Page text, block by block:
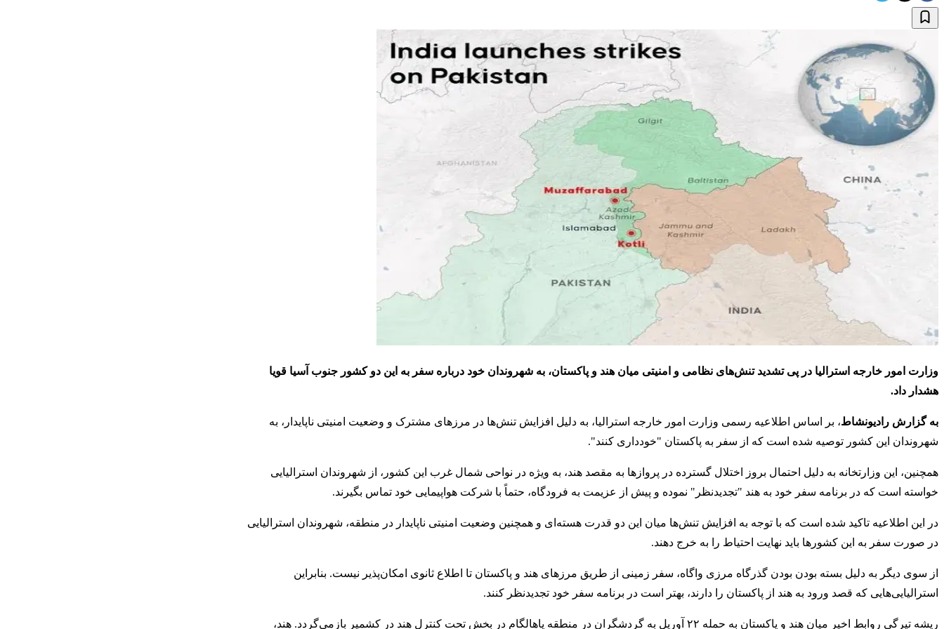
وزارت امور خارجه استرالیا در پی تشدید تنش‌های نظامی و امنیتی میان هند و پاکستان، به شهروندان خود درباره سفر به این دو کشور جنوب آسیا قویا
هشدار داد.
به گزارش رادیونشاط، بر اساس اطلاعیه رسمی وزارت امور خارجه استرالیا، به دلیل افزایش تنش‌ها در مرزهای مشترک و وضعیت امنیتی ناپایدار، به
شهروندان این کشور توصیه شده است که از سفر به پاکستان "خودداری کنند".
همچنین، این وزارتخانه به دلیل احتمال بروز اختلال گسترده در پروازها به مقصد هند، به ویژه در نواحی شمال غرب این کشور، از شهروندان استرالیایی
خواسته است که در برنامه سفر خود به هند "تجدیدنظر" نموده و پیش از عزیمت به فرودگاه، حتماً با شرکت هواپیمایی خود تماس بگیرند.
در این اطلاعیه تاکید شده است که با توجه به افزایش تنش‌ها میان این دو قدرت هسته‌ای و همچنین وضعیت امنیتی ناپایدار در منطقه، شهروندان استرالیایی
در صورت سفر به این کشورها باید نهایت احتیاط را به خرج دهند.
از سوی دیگر به دلیل بسته بودن بودن گذرگاه مرزی واگاه، سفر زمینی از طریق مرزهای هند و پاکستان تا اطلاع ثانوی امکان‌پذیر نیست. بنابراین
استرالیایی‌هایی که قصد ورود به هند از پاکستان را دارند، بهتر است در برنامه سفر خود تجدیدنظر کنند.
ریشه تیرگی روابط اخیر میان هند و پاکستان به حمله ۲۲ آوریل به گردشگران در منطقه پاهالگام در بخش تحت کنترل هند در کشمیر بازمی‌گردد. هند،